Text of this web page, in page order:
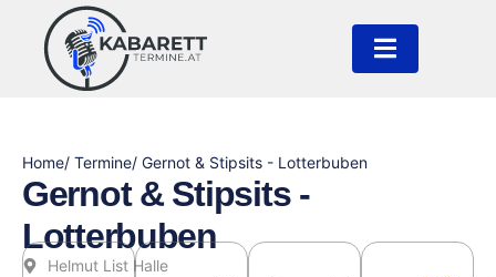
Home/ Termine/ Gernot & Stipsits - Lotterbuben
Gernot & Stipsits -
Lotterbuben
Helmut List Halle